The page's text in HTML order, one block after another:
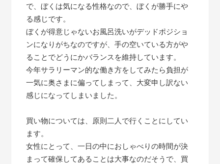
で、ぼくは気になる性格なので、ぼくが勝手にや
る感じです。
ぼくが得意じゃないお風呂洗いがデッドポジショ
ンになりがちなのですが、手の空いている方がや
ることでどうにかバランスを維持しています。
今年サラリーマン的な働き方をしてみたら負担が
一気に奥さまに偏ってしまって、大変申し訳ない
感じになってしまいました。
買い物については、原則二人で行くことにしてい
ます。
女性にとって、一日の中におしゃべりの時間が決
まって確保してあることは大事なのだそうで、買